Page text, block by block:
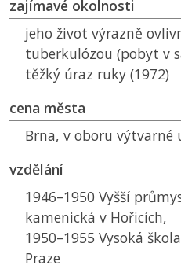
zajímavé okolnosti
jeho život výrazně
tuberkulózou (pobyt v
těžký úraz ruky (1972)
cena města
Brna, v oboru výtvarné
vzdělání
1946–1950 Vyšší
kamenická v Hořicích,
1950–1955 Vysoká
Praze